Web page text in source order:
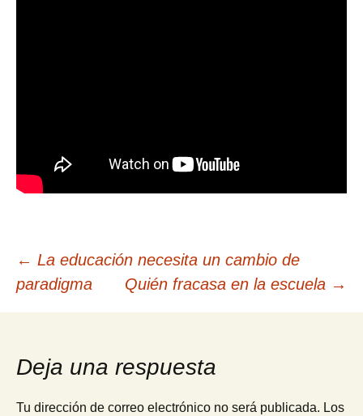
Navegación
de
entradas
← La educación necesita un cambio de
paradigma
Quién fracasa en la escuela →
Deja una respuesta
Tu dirección de correo electrónico no será publicada. Los